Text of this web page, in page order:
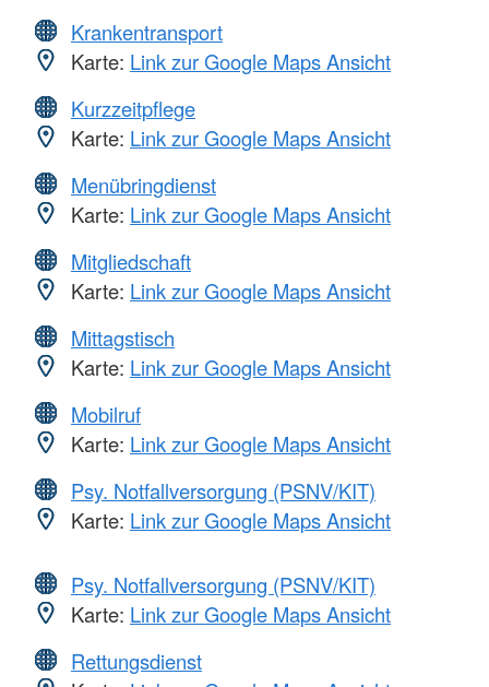
Krankentransport
Karte: Link zur Google Maps Ansicht
Kurzzeitpflege
Karte: Link zur Google Maps Ansicht
Menübringdienst
Karte: Link zur Google Maps Ansicht
Mitgliedschaft
Karte: Link zur Google Maps Ansicht
Mittagstisch
Karte: Link zur Google Maps Ansicht
Mobilruf
Karte: Link zur Google Maps Ansicht
Psy. Notfallversorgung (PSNV/KIT)
Karte: Link zur Google Maps Ansicht
Psy. Notfallversorgung (PSNV/KIT)
Karte: Link zur Google Maps Ansicht
Rettungsdienst